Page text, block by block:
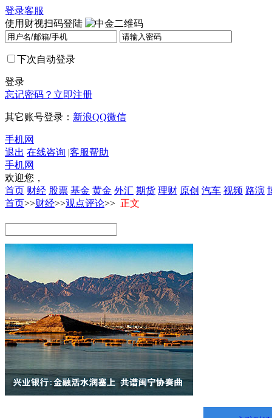
登录客服
使用财视扫码登陆
下次自动登录
登录
忘记密码？ 立即注册
其它账号登录： 新浪QQ微信
手机网
退出 在线咨询 |客服帮助
手机网
欢迎您，
首页 财经 股票 基金 黄金 外汇 期货 理财 原创 汽车 视频 路演
首页>>财经>>观点评论>> 正文